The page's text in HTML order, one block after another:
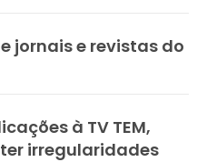
jornais e revistas do
à TV TEM,
irregularidades